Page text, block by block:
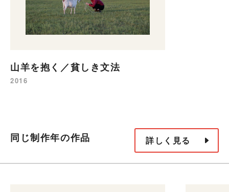
山羊を抱く／貧しき文法
2016
同じ制作年の作品 詳しく見る